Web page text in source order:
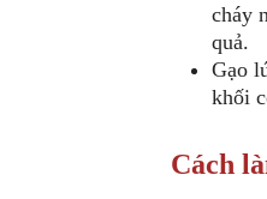
cháy
quả.
Gạo
khối
Cách